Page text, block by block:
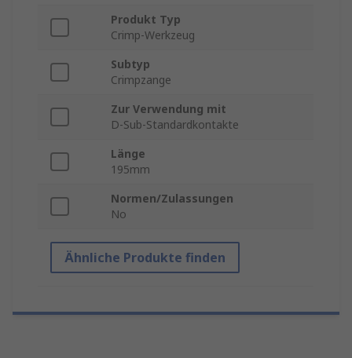
Produkt Typ
Crimp-Werkzeug
Subtyp
Crimpzange
Zur Verwendung mit
D-Sub-Standardkontakte
Länge
195mm
Normen/Zulassungen
No
Ähnliche Produkte finden